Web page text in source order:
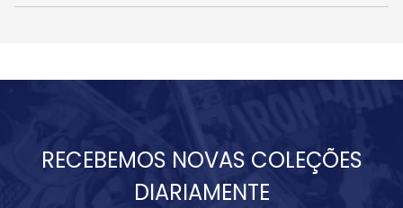
RECEBEMOS NOVAS COLEÇÕES
DIARIAMENTE